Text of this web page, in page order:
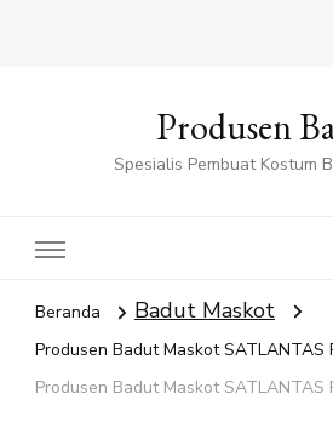
Produsen
Spesialis Pembuat Kostum
Beranda Badut Maskot
Produsen Badut Maskot SATLANTAS
Produsen Badut Maskot SATLANTAS